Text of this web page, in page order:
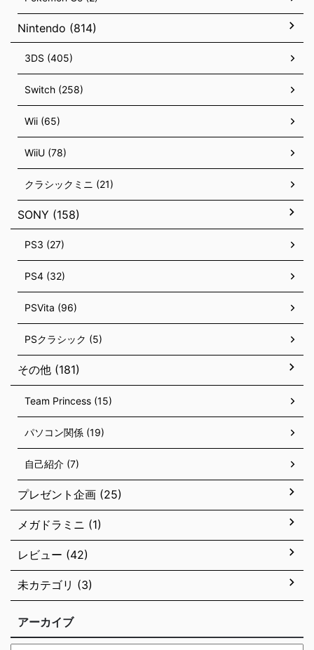
Nintendo (814)
3DS (405)
Switch (258)
Wii (65)
WiiU (78)
クラシックミニ (21)
SONY (158)
PS3 (27)
PS4 (32)
PSVita (96)
PSクラシック (5)
その他 (181)
Team Princess (15)
パソコン関係 (19)
自己紹介 (7)
プレゼント企画 (25)
メガドラミニ (1)
レビュー (42)
未カテゴリ (3)
アーカイブ